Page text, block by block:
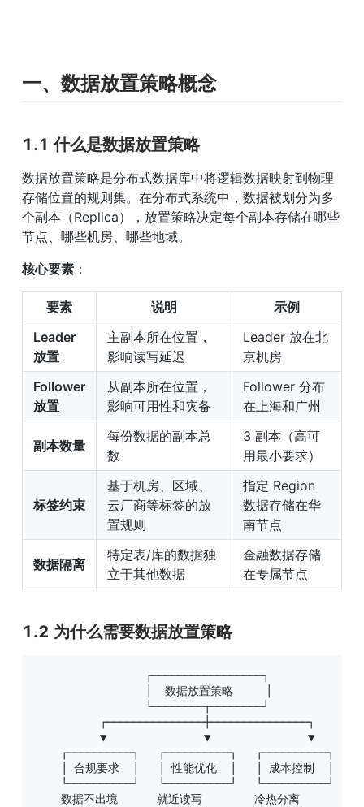
一、数据放置策略概念
1.1 什么是数据放置策略
数据放置策略是分布式数据库中将逻辑数据映射到物理
存储位置的规则集。在分布式系统中，数据被划分为多
个副本（Replica），放置策略决定每个副本存储在哪些
节点、哪些机房、哪些地域。
核心要素 ：
要素 说明
示例
Leader
放置
主副本所在位置，
影响读写延迟
Leader 放在北
京机房
Follower
放置
从副本所在位置，
影响可用性和灾备
Follower 分布
在上海和广州
副本数量
每份数据的副本总
数
3 副本（高可
用最小要求）
标签约束
基于机房、区域、
云厂商等标签的放
置规则
指定 Region
数据存储在华
南节点
数据隔离
特定表/库的数据独
立于其他数据
金融数据存储
在专属节点
1.2 为什么需要数据放置策略
                 ┌─────────────────┐
                 │  数据放置策略     │
                 └────────┬────────┘
          ┌───────────────┼───────────────┐
          ▼               ▼               ▼
    ┌──────────┐   ┌──────────┐   ┌──────────┐
    │ 合规要求  │   │ 性能优化  │   │ 成本控制  │
    └──────────┘   └──────────┘   └──────────┘
    数据不出境      就近读写        冷热分离